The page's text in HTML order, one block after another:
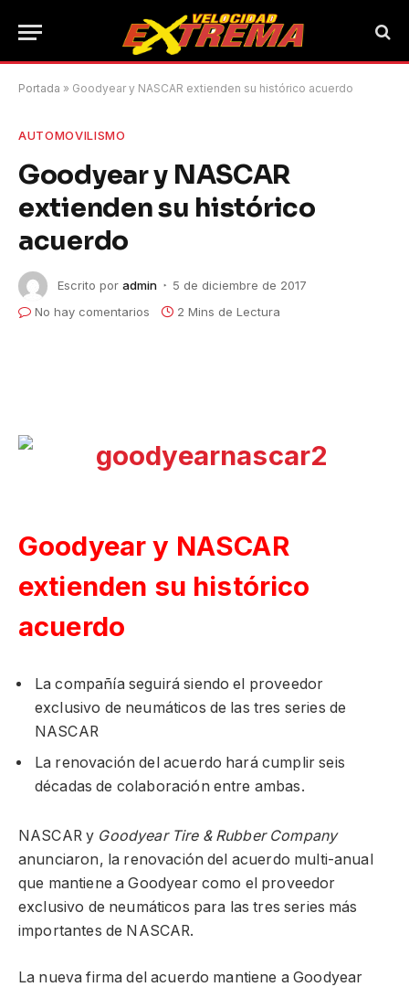
Portada » Goodyear y NASCAR extienden su histórico acuerdo
AUTOMOVILISMO
Goodyear y NASCAR
extienden su histórico
acuerdo
Escrito por admin
5 de diciembre de 2017
No hay comentarios
2 Mins de Lectura
Goodyear y NASCAR
extienden su histórico
acuerdo
La compañía seguirá siendo el proveedor
exclusivo de neumáticos de las tres series de
NASCAR
La renovación del acuerdo hará cumplir seis
décadas de colaboración entre ambas.
NASCAR y Goodyear Tire & Rubber Company
anunciaron, la renovación del acuerdo multi-anual
que mantiene a Goodyear como el proveedor
exclusivo de neumáticos para las tres series más
importantes de NASCAR.
La nueva firma del acuerdo mantiene a Goodyear